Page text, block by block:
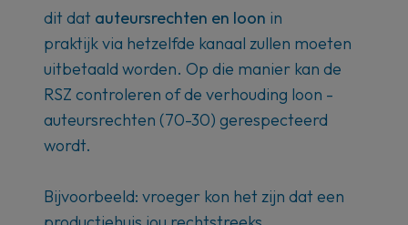
dit dat auteursrechten en loon in
praktijkvia hetzelfde kanaal zullen moeten
uitbetaald worden. Op die manier kan de
RSZ controleren of de verhouding loon -
auteursrechten (70-30) gerespecteerd
wordt.
Bijvoorbeeld: vroeger kon het zijn dat een